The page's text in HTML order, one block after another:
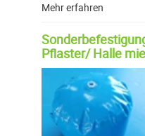
Mehr erfahren
Pflaster/ Halle